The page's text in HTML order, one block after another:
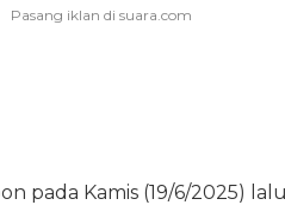
pada Kamis (19/6/2025)